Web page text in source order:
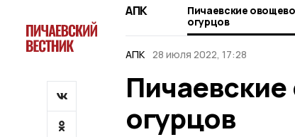
АПК
Пичаевские
огурцов
АПК 28 июля 2022, 17:28
огурцов